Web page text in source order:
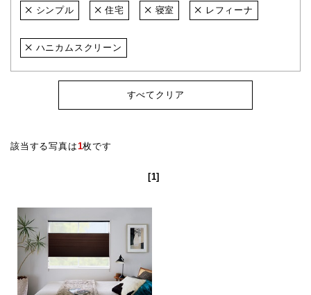
シンプル 住宅 寝室 レフィーナ
ハニカムスクリーン
すべてクリア
該当する写真は1枚です
[1]